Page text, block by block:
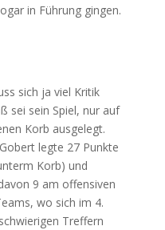
in Führung gingen.
sich ja viel Kritik
sei sein Spiel, nur auf
Korb ausgelegt.
legte 27 Punkte
Korb) und
9 am offensiven
wo sich im 4.
Treffern